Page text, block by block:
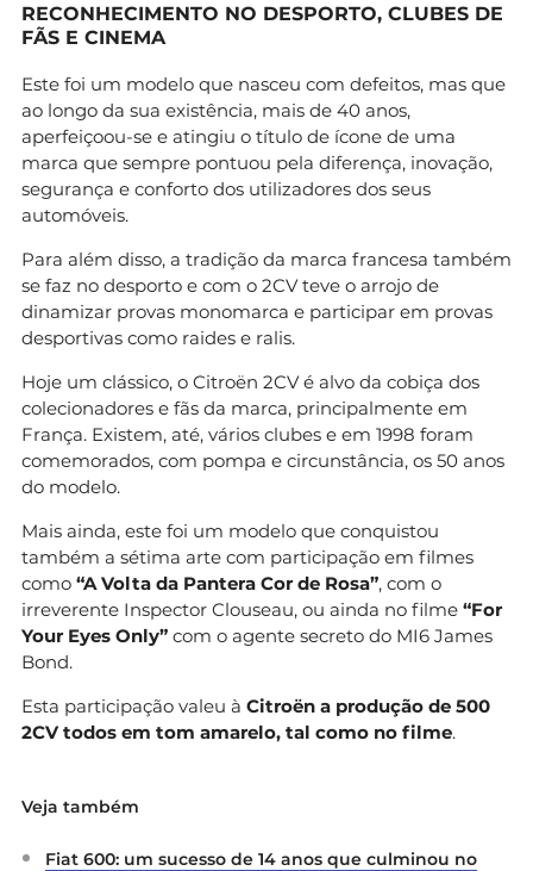
RECONHECIMENTO NO DESPORTO, CLUBES DE
FÃS E CINEMA
Este foi um modelo que nasceu com defeitos, mas que
ao longo da sua existência, mais de 40 anos,
aperfeiçoou-se e atingiu o título de ícone de uma
marca que sempre pontuou pela diferença, inovação,
segurança e conforto dos utilizadores dos seus
automóveis.
Para além disso, a tradição da marca francesa também
se faz no desporto e com o 2CV teve o arrojo de
dinamizar provas monomarca e participar em provas
desportivas como raides e ralis.
Hoje um clássico, o Citroën 2CV é alvo da cobiça dos
colecionadores e fãs da marca, principalmente em
França. Existem, até, vários clubes e em 1998 foram
comemorados, com pompa e circunstância, os 50 anos
do modelo.
Mais ainda, este foi um modelo que conquistou
também a sétima arte com participação em filmes
como “A Volta da Pantera Cor de Rosa”, com o
irreverente Inspector Clouseau, ou ainda no filme “For
Your Eyes Only” com o agente secreto do MI6 James
Bond.
Esta participação valeu à Citroën a produção de 500
2CV todos em tom amarelo, tal como no filme.
Veja também
Fiat 600: um sucesso de 14 anos que culminou no